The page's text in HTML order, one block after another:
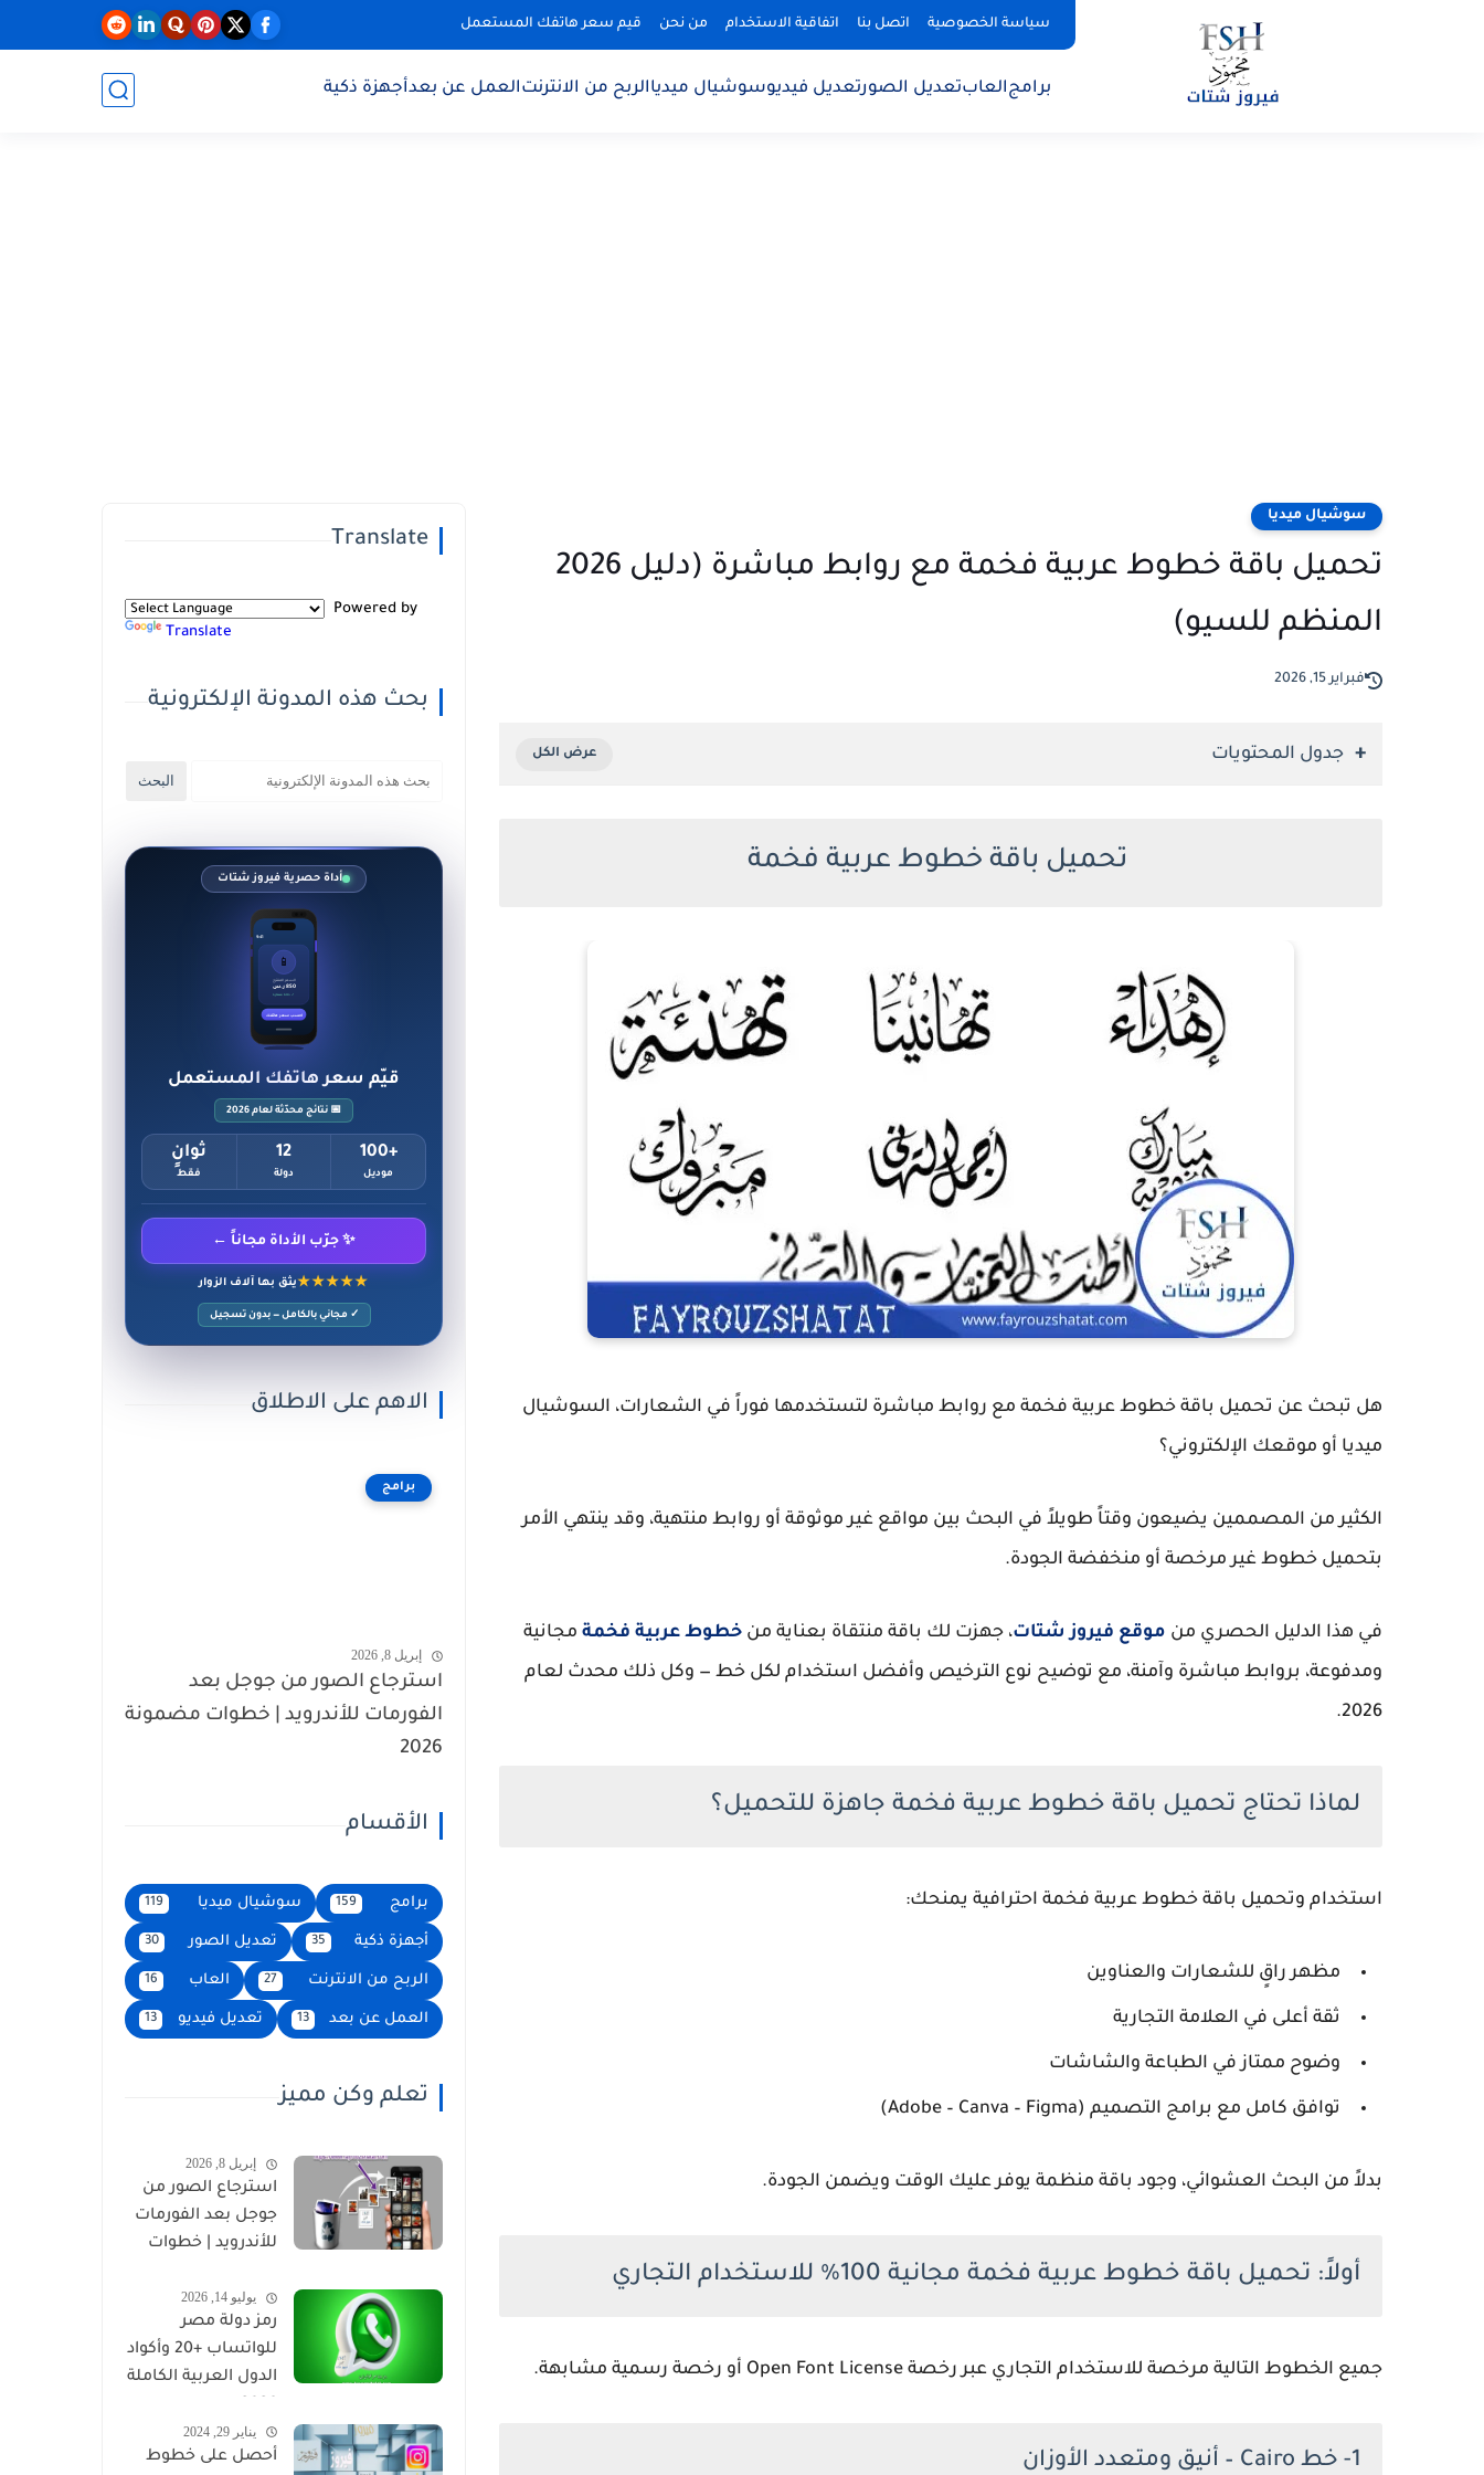
سياسة الخصوصية اتصل بنا اتفاقية الاستخدام من نحن قيم سعر هاتفك المستعمل
برامجالعابتعديل الصورتعديل فيديوسوشيال ميدياالربح من الانترنتالعمل عن بعدأجهزة ذكية
سوشيال ميديا
تحميل باقة خطوط عربية فخمة مع روابط مباشرة (دليل 2026
المنظم للسيو)
فبراير 15, 2026
جدول المحتويات
تحميل باقة خطوط عربية فخمة
هل تبحث عن تحميل باقة خطوط عربية فخمة مع روابط مباشرة لتستخدمها فوراً في الشعارات، السوشيال
ميديا أو موقعك الإلكتروني؟
الكثير من المصممين يضيعون وقتاً طويلاً في البحث بين مواقع غير موثوقة أو روابط منتهية، وقد ينتهي الأمر
بتحميل خطوط غير مرخصة أو منخفضة الجودة.
في هذا الدليل الحصري من موقع فيروز شتات، جهزت لك باقة منتقاة بعناية من خطوط عربية فخمة مجانية
ومدفوعة، بروابط مباشرة وآمنة، مع توضيح نوع الترخيص وأفضل استخدام لكل خط — وكل ذلك محدث لعام
2026.
لماذا تحتاج تحميل باقة خطوط عربية فخمة جاهزة للتحميل؟
استخدام وتحميل باقة خطوط عربية فخمة احترافية يمنحك:
مظهر راقٍ للشعارات والعناوين
ثقة أعلى في العلامة التجارية
وضوح ممتاز في الطباعة والشاشات
توافق كامل مع برامج التصميم (Adobe – Canva – Figma)
بدلاً من البحث العشوائي، وجود باقة منظمة يوفر عليك الوقت ويضمن الجودة.
أولاً: تحميل باقة خطوط عربية فخمة مجانية 100% للاستخدام التجاري
جميع الخطوط التالية مرخصة للاستخدام التجاري عبر رخصة Open Font License أو رخصة رسمية مشابهة.
1- خط Cairo – أنيق ومتعدد الأوزان
Translate
Powered by
Translate
بحث هذه المدونة الإلكترونية
أداة حصرية فيروز شتات
9:41
📱
السعر المقترح
850 ر.س
✓ حالة ممتازة
احسب سعر هاتفك
قيّم سعر هاتفك المستعمل
📅 نتائج محدّثة لعام 2026
+100
موديل
12
دولة
ثوانٍ
فقط
✨ جرّب الأداة مجاناً ←
★★★★★يثق بها آلاف الزوار
✓ مجاني بالكامل — بدون تسجيل
الاهم على الاطلاق
برامج
إبريل 8, 2026
استرجاع الصور من جوجل بعد
الفورمات للأندرويد | خطوات مضمونة
2026
الأقسام
برامج 159 سوشيال ميديا 119
أجهزة ذكية 35 تعديل الصور 30
الربح من الانترنت 27 العاب 16
العمل عن بعد 13 تعديل فيديو 13
تعلم وكن مميز
إبريل 8, 2026
استرجاع الصور من
جوجل بعد الفورمات
للأندرويد | خطوات
يوليو 14, 2026
رمز دولة مصر
للواتساب +20 وأكواد
الدول العربية الكاملة
يناير 29, 2024
أحصل على خطوط